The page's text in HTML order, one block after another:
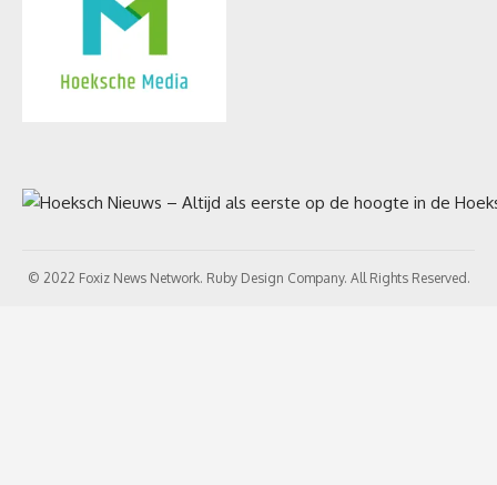
© 2022 Foxiz News Network. Ruby Design Company. All Rights Reserved.